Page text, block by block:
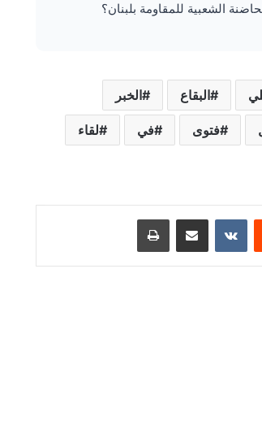
الشعبية للمقاومة بلبنان؟
البقاع الخبر
فتوى في لقاء
‏VKontakte